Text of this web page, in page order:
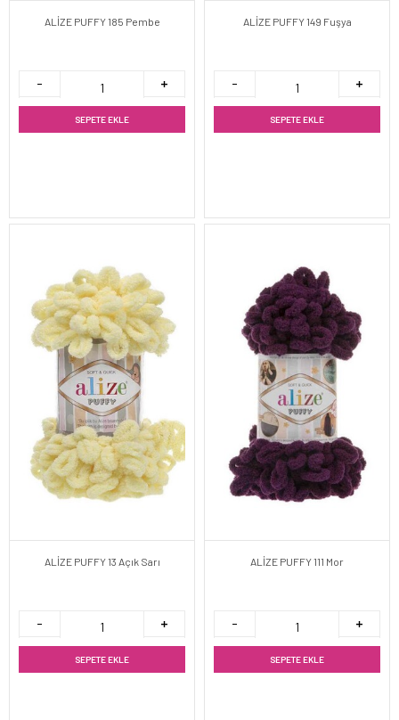
ALİZE PUFFY 185 Pembe
SEPETE EKLE
ALİZE PUFFY 149 Fuşya
SEPETE EKLE
ALİZE PUFFY 13 Açık Sarı
SEPETE EKLE
ALİZE PUFFY 111 Mor
SEPETE EKLE